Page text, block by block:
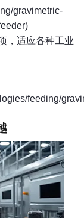
gravimetric-
，适应各种工业
feeding/